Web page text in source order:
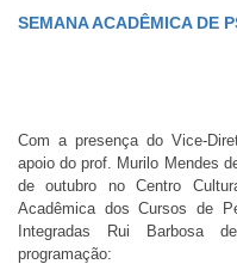
SEMANA ACADÊMICA DE
Com a presença do Vice-
apoio do prof. Murilo Mendes
de outubro no Centro
Acadêmica dos Cursos de
Integradas Rui Barbosa
programação: